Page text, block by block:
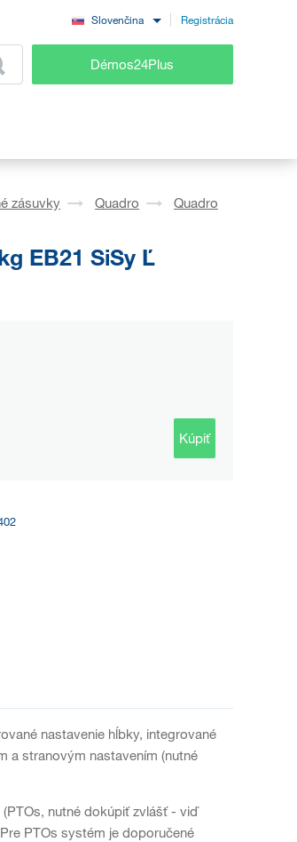
Slovenčina Registrácia
Démos24Plus
zásuvky Quadro
Quadro
EB21 SiSy Ľ
Kúpiť
nastavenie hĺbky, integrované
a stranovým nastavením (nutné
nutné dokúpiť zvlášť - viď
PTOs systém je doporučené